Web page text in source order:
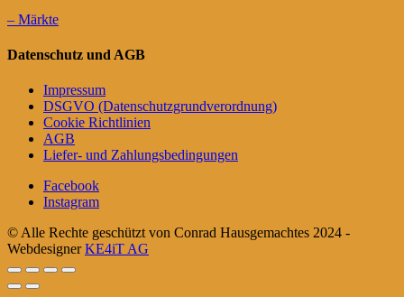
– Märkte
Datenschutz und AGB
Impressum
DSGVO (Datenschutzgrundverordnung)
Cookie Richtlinien
AGB
Liefer- und Zahlungsbedingungen
Facebook
Instagram
© Alle Rechte geschützt von Conrad Hausgemachtes 2024 -
WebdesignerKE4iT AG